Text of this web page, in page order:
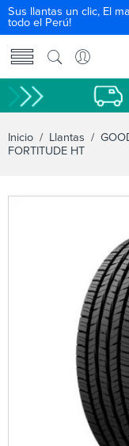
Sus llantas un clic, El
todo el Perú!
Inicio / Llantas /
FORTITUDE HT